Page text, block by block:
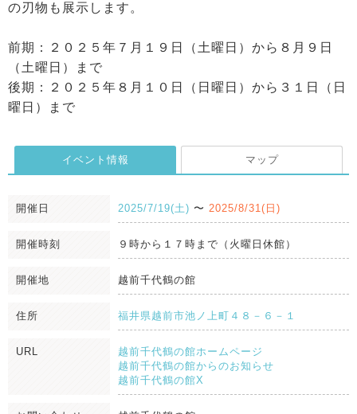
の刃物も展示します。
前期：２０２５年７月１９日（土曜日）から８月９日
（土曜日）まで
後期：２０２５年８月１０日（日曜日）から３１日（日
曜日）まで
イベント情報 マップ
開催日 2025/7/19(土) 〜 2025/8/31(日)
開催時刻 ９時から１７時まで（火曜日休館）
開催地 越前千代鶴の館
住所 福井県越前市池ノ上町４８－６－１
URL
越前千代鶴の館ホームページ
越前千代鶴の館からのお知らせ
越前千代鶴の館X